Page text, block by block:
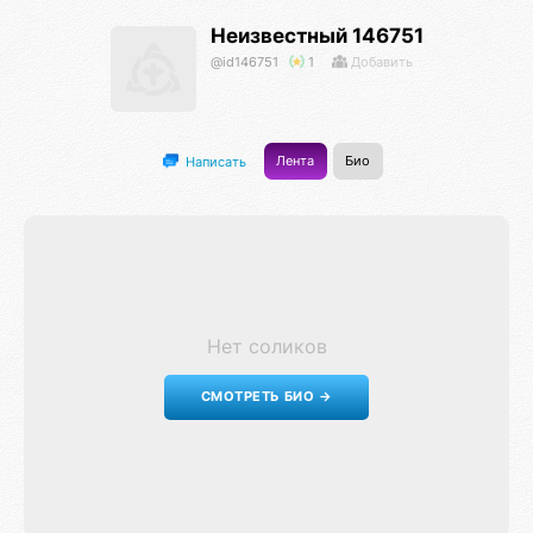
Неизвестный 146751
@id146751 1 Добавить
Написать Лента Био
Нет соликов
СМОТРЕТЬ БИО →